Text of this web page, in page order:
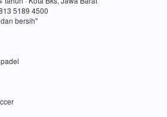
5189 4500
bersih"